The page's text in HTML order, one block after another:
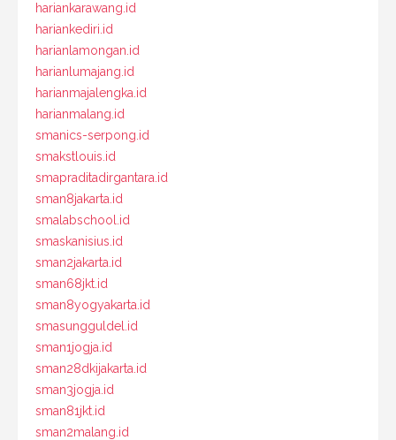
hariankarawang.id
hariankediri.id
harianlamongan.id
harianlumajang.id
harianmajalengka.id
harianmalang.id
smanics-serpong.id
smakstlouis.id
smapraditadirgantara.id
sman8jakarta.id
smalabschool.id
smaskanisius.id
sman2jakarta.id
sman68jkt.id
sman8yogyakarta.id
smasungguldel.id
sman1jogja.id
sman28dkijakarta.id
sman3jogja.id
sman81jkt.id
sman2malang.id